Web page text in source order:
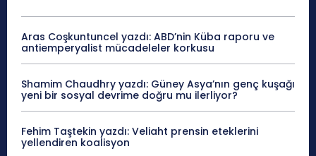
Aras Coşkuntuncel yazdı: ABD’nin Küba raporu ve
antiemperyalist mücadeleler korkusu
Shamim Chaudhry yazdı: Güney Asya’nın genç kuşağı
yeni bir sosyal devrime doğru mu ilerliyor?
Fehim Taştekin yazdı: Veliaht prensin eteklerini
yellendiren koalisyon